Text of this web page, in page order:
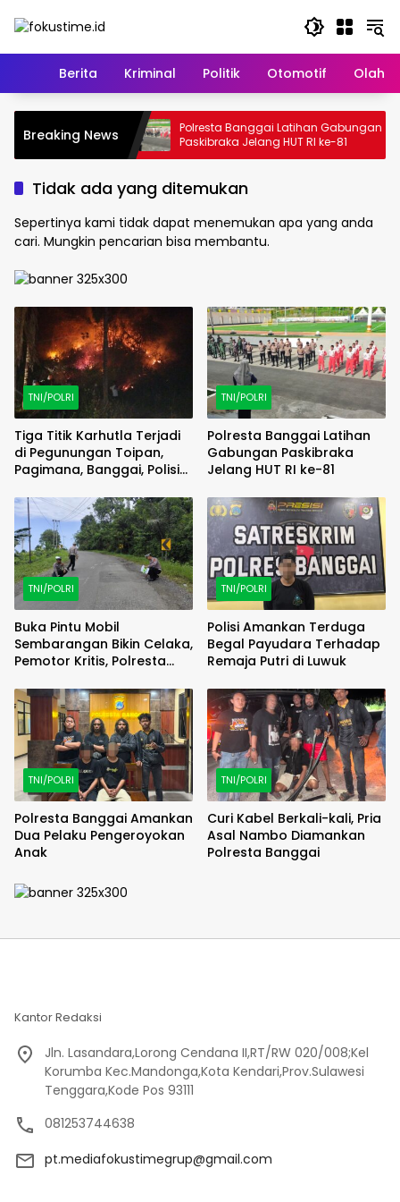
HomeBerita Kriminal Politik Otomotif
Breaking News
di Pegunungan
Polisi
Polresta Banggai Latihan Gabungan
Paskibraka Jelang HUT RI ke-81
Tidak ada yang ditemukan
Sepertinya kami tidak dapat menemukan apa yang anda
cari. Mungkin pencarian bisa membantu.
TNI/POLRI
Tiga Titik Karhutla Terjadi
di Pegunungan Toipan,
Pagimana, Banggai, Polisi
TNI/POLRI
Polresta Banggai Latihan
Gabungan Paskibraka
Jelang HUT RI ke-81
TNI/POLRI
Buka Pintu Mobil
Sembarangan Bikin Celaka,
Pemotor Kritis, Polresta
TNI/POLRI
Polisi Amankan Terduga
Begal Payudara Terhadap
Remaja Putri di Luwuk
TNI/POLRI
Polresta Banggai Amankan
Dua Pelaku Pengeroyokan
Anak
TNI/POLRI
Curi Kabel Berkali-kali, Pria
Asal Nambo Diamankan
Polresta Banggai
Kantor Redaksi
Jln. Lasandara,Lorong Cendana II,RT/RW 020/008;Kel
Korumba Kec.Mandonga,Kota Kendari,Prov.Sulawesi
Tenggara,Kode Pos 93111
081253744638
pt.mediafokustimegrup@gmail.com